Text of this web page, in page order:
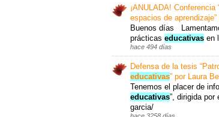
¡ANULADA!
espacios de
Buenos días
prácticas educativas en
hace 494 días
Defensa de la tesis
educativas” por Laura
Tenemos el placer de
educativas”, dirigida
garcia/